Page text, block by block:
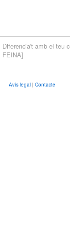
Diferencia't amb el teu
FEINA]
Avís legal | Contacte